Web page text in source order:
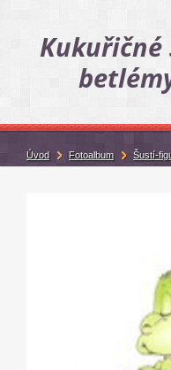
Úvod Fotoalbum Šustí-